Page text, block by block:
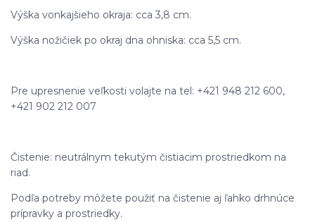
Výška vonkajšieho okraja: cca 3,8 cm.
Výška nožičiek po okraj dna ohniska: cca 5,5 cm.
Pre upresnenie veľkosti volajte na tel: +421 948 212 600,
+421 902 212 007
Čistenie: neutrálnym tekutým čistiacim prostriedkom na
riad.
Podľa potreby môžete použiť na čistenie aj ľahko drhnúce
prípravky a prostriedky.